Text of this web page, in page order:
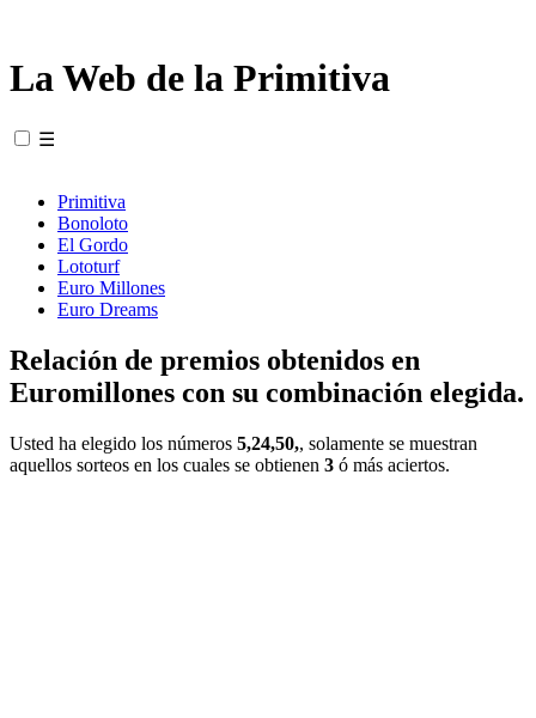
La Web de la Primitiva
☰
Primitiva
Bonoloto
El Gordo
Lototurf
Euro Millones
Euro Dreams
Relación de premios obtenidos en
Euromillones con su combinación elegida.
Usted ha elegido los números 5,24,50,, solamente se muestran
aquellos sorteos en los cuales se obtienen 3 ó más aciertos.